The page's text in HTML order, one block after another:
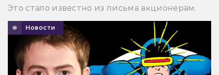
Это стало известно из письма акционерам.
Новости